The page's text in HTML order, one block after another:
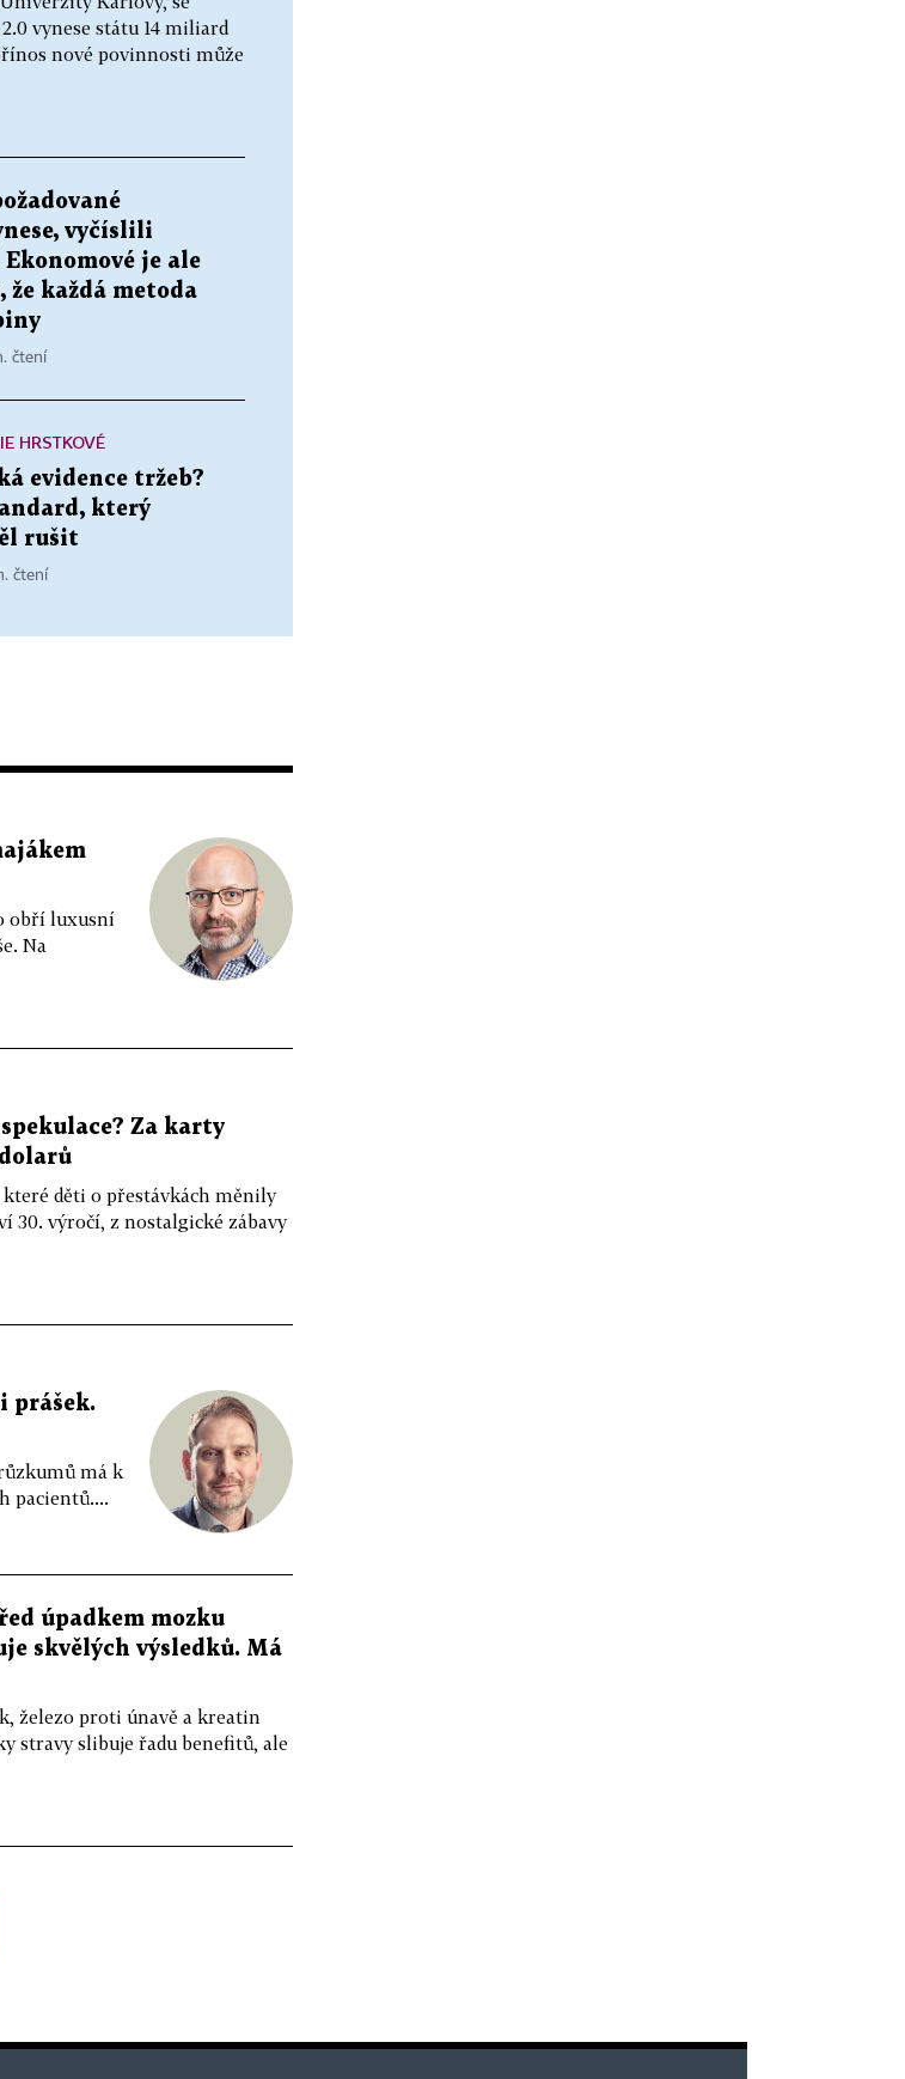
vynese státu 14 miliard
nové povinnosti může
vyčíslili
je ale
že každá metoda
čtení
HRSTKOVÉ
evidence tržeb?
který
rušit
čtení
obří luxusní
Na
Za karty
děti o přestávkách měnily
30. výročí, z nostalgické zábavy
prášek.
má k
pacientů....
úpadkem mozku
skvělých výsledků. Má
železo proti únavě a kreatin
stravy slibuje řadu benefitů, ale